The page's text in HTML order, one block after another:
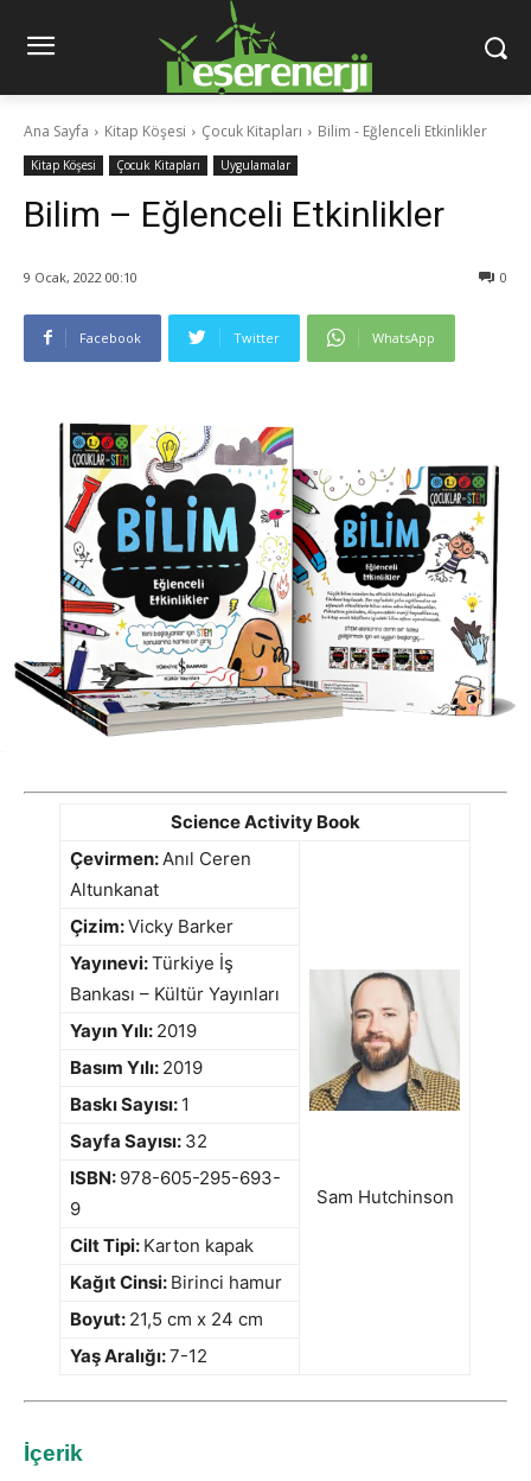
Ana Sayfa Kitap Köşesi Çocuk Kitapları Bilim - Eğlenceli Etkinlikler
Kitap Köşesi Çocuk Kitapları Uygulamalar
Bilim – Eğlenceli Etkinlikler
9 Ocak, 2022 00:10 0
Facebook Twitter WhatsApp
Science Activity Book
Çevirmen: Anıl Ceren
Altunkanat
Sam Hutchinson
Çizim:Vicky Barker
Yayınevi:Türkiye İş
Bankası – Kültür Yayınları
Yayın Yılı: 2019
Basım Yılı: 2019
Baskı Sayısı: 1
Sayfa Sayısı: 32
ISBN: 978-605-295-693-
9
Cilt Tipi: Karton kapak
Kağıt Cinsi: Birinci hamur
Boyut: 21,5 cm x 24 cm
Yaş Aralığı:7-12
İçerik